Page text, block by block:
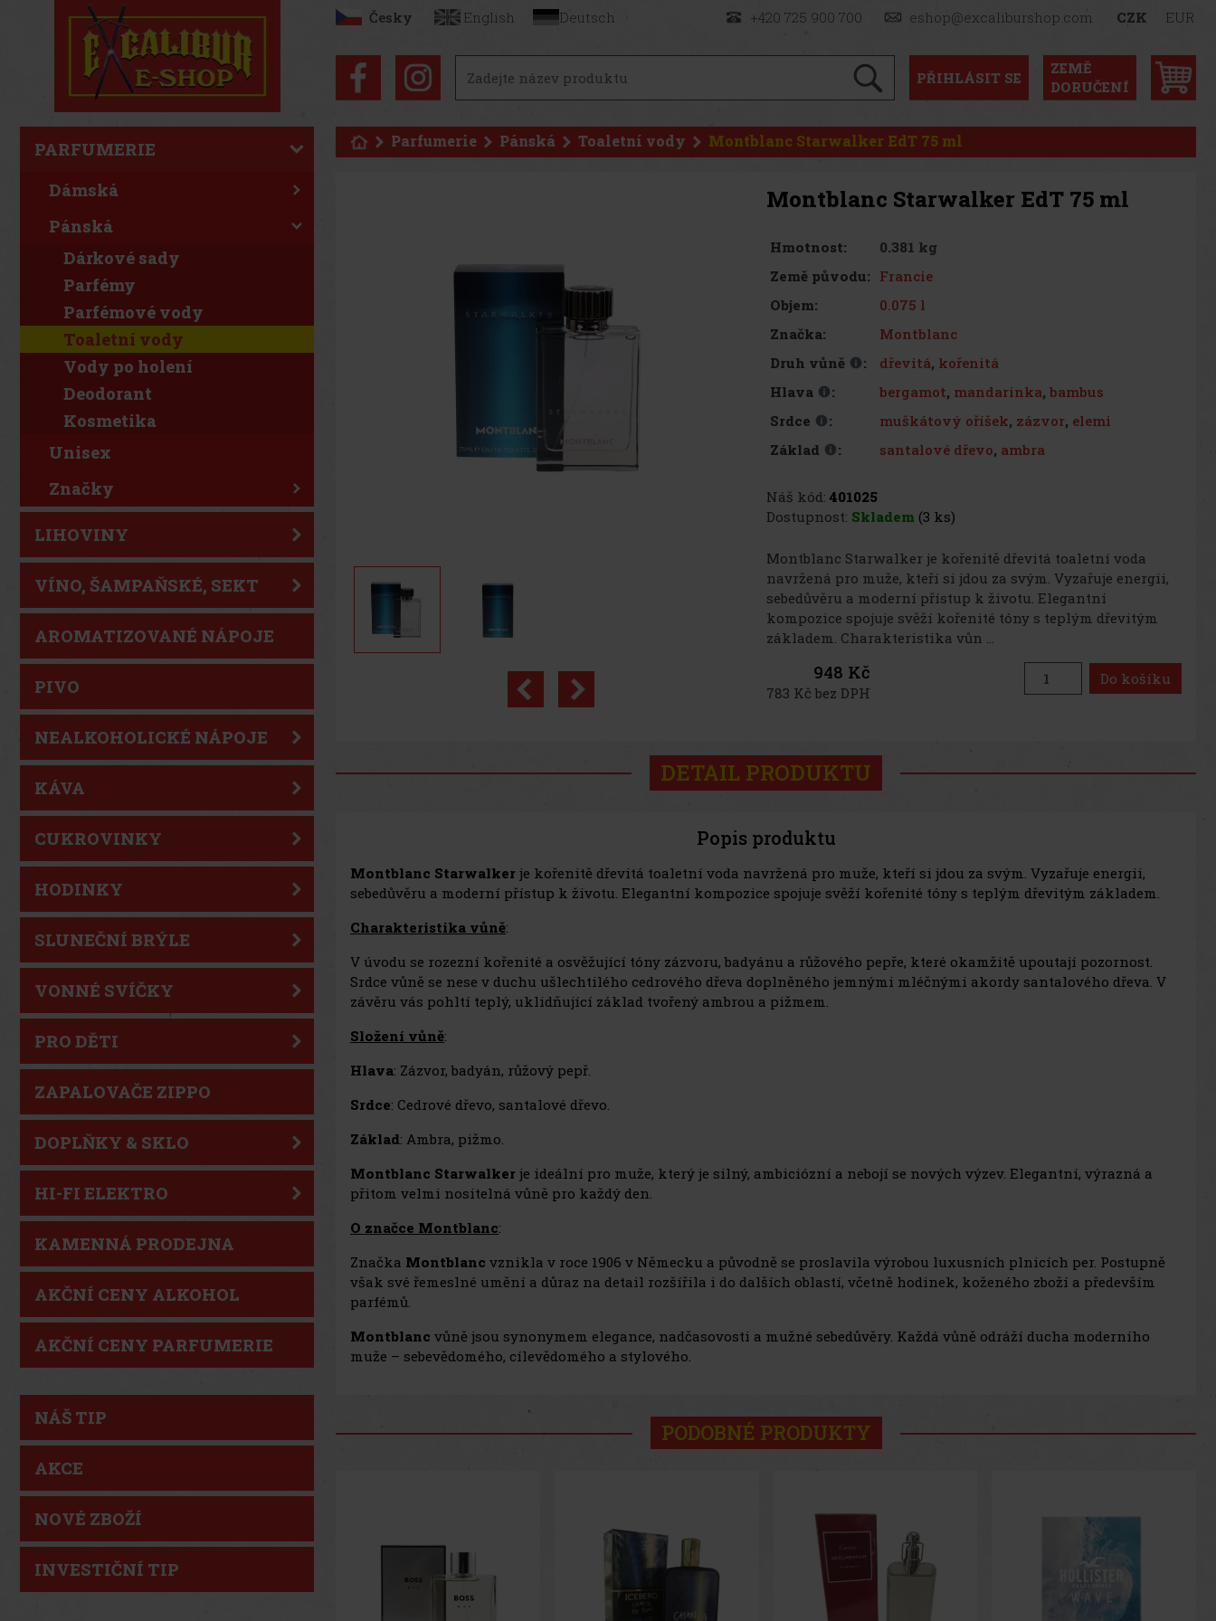
Česky English Deutsch +420 725 900 700 eshop@excaliburshop.com CZK EUR
PŘIHLÁSIT SE
ZEMĚ
DORUČENÍ
PARFUMERIE
Dámská
Pánská
Dárkové sady
Parfémy
Parfémové vody
Toaletní vody
Vody po holení
Deodorant
Kosmetika
Unisex
Značky
LIHOVINY
VÍNO, ŠAMPAŇSKÉ, SEKT
AROMATIZOVANÉ NÁPOJE
PIVO
NEALKOHOLICKÉ NÁPOJE
KÁVA
CUKROVINKY
HODINKY
SLUNEČNÍ BRÝLE
VONNÉ SVÍČKY
PRO DĚTI
ZAPALOVAČE ZIPPO
DOPLŇKY & SKLO
HI-FI ELEKTRO
KAMENNÁ PRODEJNA
AKČNÍ CENY ALKOHOL
AKČNÍ CENY PARFUMERIE
NÁŠ TIP
AKCE
NOVÉ ZBOŽÍ
INVESTIČNÍ TIP
Parfumerie Pánská Toaletní vody Montblanc Starwalker EdT 75 ml
Montblanc Starwalker EdT 75 ml
Hmotnost:
0.381 kg
Země původu: Francie
Objem:
0.075 l
Značka:
Montblanc
Druh vůně
: dřevitá, kořenitá
Hlava
: bergamot, mandarinka,bambus
Srdce
: muškátový oříšek, zázvor, elemi
Základ
: santalové dřevo, ambra
Náš kód: 401025
Dostupnost: Skladem (3 ks)
Montblanc Starwalker je kořenitě dřevitá toaletní voda
navržená pro muže, kteří si jdou za svým. Vyzařuje energii,
sebedůvěru a moderní přístup k životu. Elegantní
kompozice spojuje svěží kořenité tóny s teplým dřevitým
základem. Charakteristika vůn ...
948 Kč
783 Kč bez DPH
Do košíku
DETAIL PRODUKTU
Popis produktu
Montblanc Starwalker je kořenitě dřevitá toaletní voda navržená pro muže, kteří si jdou za svým. Vyzařuje energii,
sebedůvěru a moderní přístup k životu. Elegantní kompozice spojuje svěží kořenité tóny s teplým dřevitým základem.
Charakteristika vůně:
V úvodu se rozezní kořenité a osvěžující tóny zázvoru, badyánu a růžového pepře, které okamžitě upoutají pozornost.
Srdce vůně se nese v duchu ušlechtilého cedrového dřeva doplněného jemnými mléčnými akordy santalového dřeva. V
závěru vás pohltí teplý, uklidňující základ tvořený ambrou a pižmem.
Složení vůně:
Hlava: Zázvor, badyán, růžový pepř.
Srdce: Cedrové dřevo, santalové dřevo.
Základ: Ambra, pižmo.
Montblanc Starwalker je ideální pro muže, který je silný, ambiciózní a nebojí se nových výzev. Elegantní, výrazná a
přitom velmi nositelná vůně pro každý den.
O značce Montblanc:
Značka Montblanc vznikla v roce 1906 v Německu a původně se proslavila výrobou luxusních plnicích per. Postupně
však své řemeslné umění a důraz na detail rozšířila i do dalších oblastí, včetně hodinek, koženého zboží a především
parfémů.
Montblanc vůně jsou synonymem elegance, nadčasovosti a mužné sebedůvěry. Každá vůně odráží ducha moderního
muže – sebevědomého, cílevědomého a stylového.
PODOBNÉ PRODUKTY